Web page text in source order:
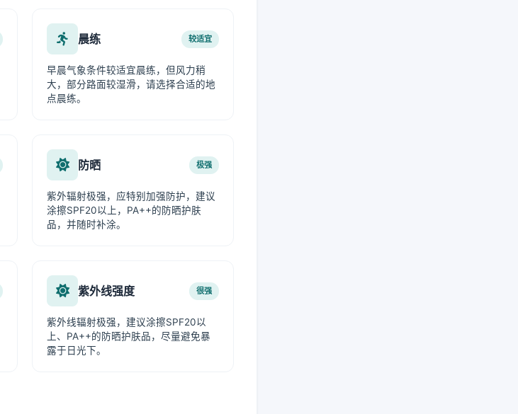
晨练 较适宜
早晨气象条件较适宜晨练，但风力稍
大，部分路面较湿滑，请选择合适的地
点晨练。
防晒 极强
紫外辐射极强，应特别加强防护，建议
涂擦SPF20以上，PA++的防晒护肤
品，并随时补涂。
紫外线强度 很强
紫外线辐射极强，建议涂擦SPF20以
上、PA++的防晒护肤品，尽量避免暴
露于日光下。